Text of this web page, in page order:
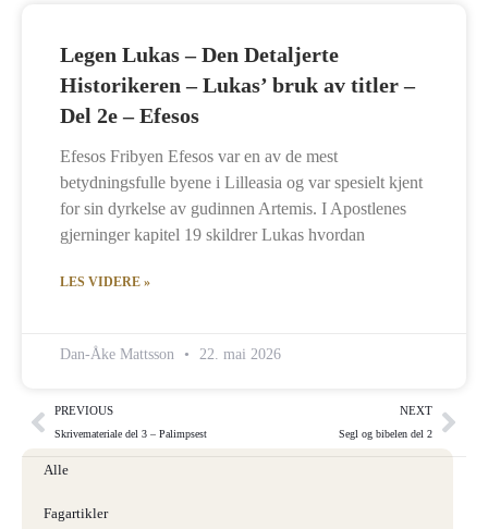
Legen Lukas – Den Detaljerte
Historikeren – Lukas’ bruk av titler –
Del 2e – Efesos
Efesos Fribyen Efesos var en av de mest
betydningsfulle byene i Lilleasia og var spesielt kjent
for sin dyrkelse av gudinnen Artemis. I Apostlenes
gjerninger kapitel 19 skildrer Lukas hvordan
LES VIDERE »
Dan-Åke Mattsson 22. mai 2026
PREVIOUS
Skrivemateriale del 3 – Palimpsest
NEXT
Segl og bibelen del 2
Alle
Fagartikler